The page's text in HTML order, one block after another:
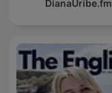
DianaUribe.fm